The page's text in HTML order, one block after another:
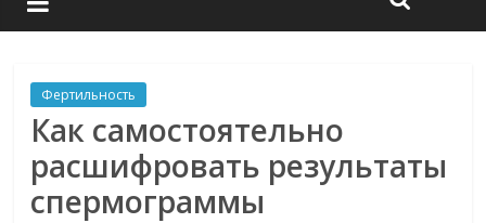
Фертильность
Как самостоятельно
расшифровать результаты
спермограммы